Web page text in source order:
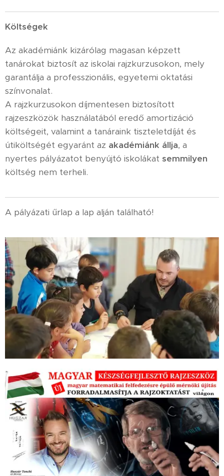
Költségek
Az akadémiánk kizárólag magasan képzett
tanárokat biztosít az iskolai rajzkurzusokon, mely
garantálja a professzionális, egyetemi oktatási
színvonalat.
A rajzkurzusokon díjmentesen biztosított
rajzeszközök használatából eredő amortizáció
költségeit, valamint a tanáraink tiszteletdíját és
útiköltségét egyaránt az akadémiánk állja, a
nyertes pályázatot benyújtó iskolákat semmilyen
költség nem terheli.
A pályázati űrlap a lap alján található!